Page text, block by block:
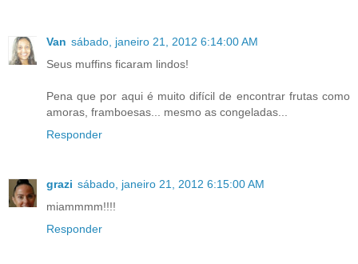
Van sábado, janeiro 21, 2012 6:14:00 AM
Seus muffins ficaram lindos!
Pena que por aqui é muito difícil de encontrar frutas como
amoras, framboesas... mesmo as congeladas...
Responder
grazi sábado, janeiro 21, 2012 6:15:00 AM
miammmm!!!!
Responder